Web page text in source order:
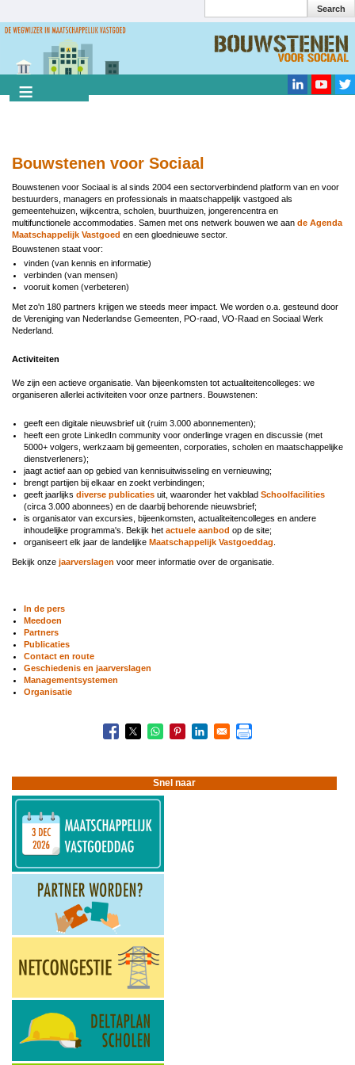
naar
gaan
Search
Bouwstenen voor Sociaal
Bouwstenen voor Sociaal is al sinds 2004 een sectorverbindend platform van en voor
bestuurders, managers en professionals in maatschappelijk vastgoed als
gemeentehuizen, wijkcentra, scholen, buurthuizen, jongerencentra en
multifunctionele accommodaties. Samen met ons netwerk bouwen we aan de Agenda
Maatschappelijk Vastgoed en een gloednieuwe sector.
Bouwstenen staat voor:
vinden (van kennis en informatie)
verbinden (van mensen)
vooruit komen (verbeteren)
Met zo'n 180 partners krijgen we steeds meer impact. We worden o.a. gesteund door
de Vereniging van Nederlandse Gemeenten, PO-raad, VO-Raad en Sociaal Werk
Nederland.
Activiteiten
We zijn een actieve organisatie. Van bijeenkomsten tot actualiteitencolleges: we
organiseren allerlei activiteiten voor onze partners. Bouwstenen:
geeft een digitale nieuwsbrief uit (ruim 3.000 abonnementen);
heeft een grote LinkedIn community voor onderlinge vragen en discussie (met
5000+ volgers, werkzaam bij gemeenten, corporaties, scholen en maatschappelijke
dienstverleners);
jaagt actief aan op gebied van kennisuitwisseling en vernieuwing;
brengt partijen bij elkaar en zoekt verbindingen;
geeft jaarlijks diverse publicaties uit, waaronder het vakblad Schoolfacilities
(circa 3.000 abonnees) en de daarbij behorende nieuwsbrief;
is organisator van excursies, bijeenkomsten, actualiteitencolleges en andere
inhoudelijke programma's. Bekijk het actuele aanbod op de site;
organiseert elk jaar de landelijke Maatschappelijk Vastgoeddag
Bekijk onze jaarverslagen voor meer informatie over de organisatie.
In de pers
Meedoen
Partners
Publicaties
Contact en route
Geschiedenis en jaarverslagen
Managementsystemen
Organisatie
voor
Sociaal
Snel naar